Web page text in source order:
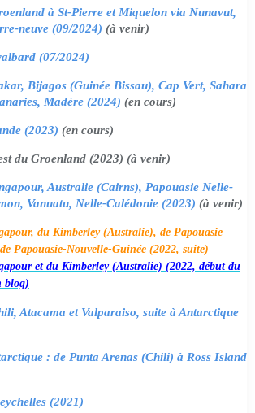
à St-Pierre et Miquelon via Nunavut,
neuve (09/2024) (à venir)
(07/2024)
Bijagos (Guinée Bissau), Cap Vert, Sahara
Madère (2024) (en cours)
(2023) (en cours)
du Groenland (2023) (à venir)
Australie (Cairns), Papouasie Nelle-
Vanuatu, Nelle-Calédonie (2023) (à venir)
du Kimberley (Australie), de Papouasie
Papouasie-Nouvelle-Guinée (2022, suite)
et du Kimberley (Australie) (2022, début du
blog)
Atacama et Valparaiso, suite à Antarctique
: de Punta Arenas (Chili) à Ross Island
(2021)